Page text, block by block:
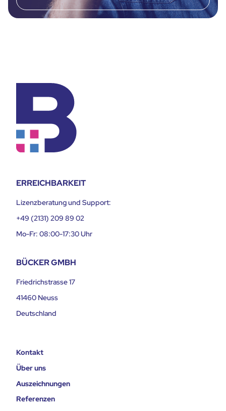
ERREICHBARKEIT
Lizenzberatung und Support:
+49 (2131) 209 89 02
Mo-Fr: 08:00-17:30 Uhr
BÜCKER GMBH
Friedrichstrasse 17
41460 Neuss
Deutschland
Kontakt
Über uns
Auszeichnungen
Referenzen